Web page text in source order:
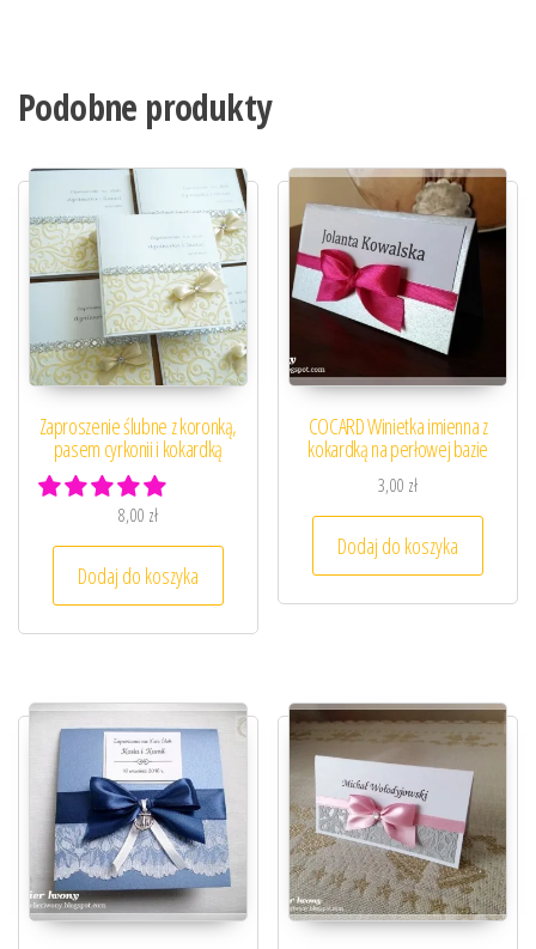
Podobne produkty
Zaproszenie ślubne z koronką,
pasem cyrkonii i kokardką
8,00 zł
Dodaj do koszyka
COCARD Winietka imienna z
kokardką na perłowej bazie
3,00 zł
Dodaj do koszyka